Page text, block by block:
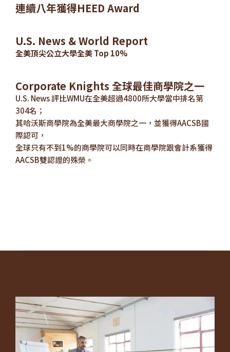
連續八年獲得HEED Award
U.S. News & World Report
全美頂尖公立大學全美 Top 10%
Corporate Knights 全球最佳商學院之一
U.S. News 評比WMU在全美超過4800所大學當中排名第
304名；
其哈沃斯商學院為全美最大商學院之一，並獲得AACSB國
際認可，
全球只有不到1%的商學院可以同時在商學院跟會計系獲得
AACSB雙認證的殊榮。